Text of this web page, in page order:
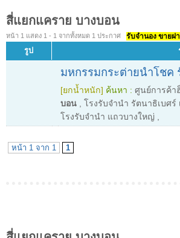
สี่แยกแคราย บางบอน
หน้า 1 แสดง 1 - 1 จากทั้งหมด 1 ประกาศ รับจำนอง ขายฝ
รูป
มหกรรมกระต่ายนำโชค
[ยกน้ำหนัก] ค้นหา : ศูนย์การค้า
บอน
โรงรับจํานํา รัตนาธิเบศร์
โรงรับจํานํา แถวบางใหญ่
หน้า 1 จาก 1 1